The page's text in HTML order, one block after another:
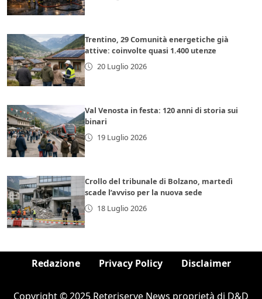
Trentino, 29 Comunità energetiche già
attive: coinvolte quasi 1.400 utenze
20 Luglio 2026
Val Venosta in festa: 120 anni di storia sui
binari
19 Luglio 2026
Crollo del tribunale di Bolzano, martedì
scade l’avviso per la nuova sede
18 Luglio 2026
Redazione Privacy Policy Disclaimer
Copyright © 2025 Reteriserve News proprietà di D&D